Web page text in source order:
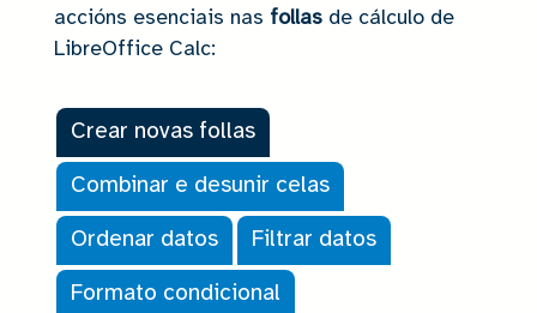
accións esenciais nas follas de cálculo de
LibreOffice Calc:
Crear novas follas
Combinar e desunir celas
Ordenar datos Filtrar datos
Formato condicional